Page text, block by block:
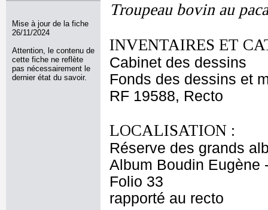
Mise à jour de la fiche
26/11/2024
Attention, le contenu de
cette fiche ne reflète
pas nécessairement le
dernier état du savoir.
Troupeau bovin au
INVENTAIRES ET
Cabinet des dessins
Fonds des dessins et
RF 19588, Recto
LOCALISATION :
Réserve des grands
Album Boudin Eugène
Folio 33
rapporté au recto